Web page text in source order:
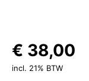
€ 38,00
incl. 21% BTW